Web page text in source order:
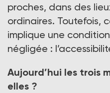
proches, dans des
ordinaires. Toutefois,
implique une
négligée :
Aujourd’hui les trois
elles ?